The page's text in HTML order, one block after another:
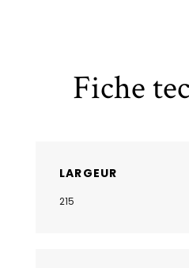
Fiche
LARGEUR
215